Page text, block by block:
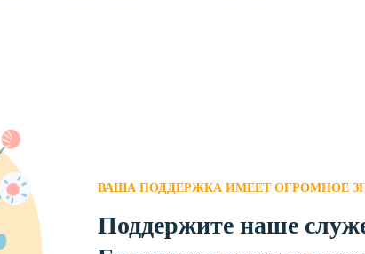
ВАША ПОДДЕРЖКА ИМЕЕТ ОГРОМНОЕ
Поддержите наше